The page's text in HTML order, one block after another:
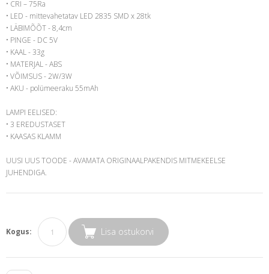
• CRI – 75Ra
• LED - mittevahetatav LED 2835 SMD x 28tk
• LÄBIMÕÕT - 8,4cm
• PINGE - DC 5V
• KAAL - 33g
• MATERJAL - ABS
• VÕIMSUS - 2W/3W
• AKU - polümeeraku 55mAh
LAMPI EELISED:
• 3 EREDUSTASET
• KAASAS KLAMM
UUSI UUS TOODE - AVAMATA ORIGINAALPAKENDIS MITMEKEELSE
JUHENDIGA.
Kogus: Lisa ostukorvi